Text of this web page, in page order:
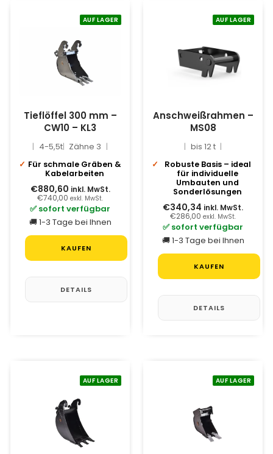
AUF LAGER
Tieflöffel 300 mm –
CW10 – KL3
4-5,5t Zähne 3
Für schmale Gräben &
Kabelarbeiten
€880,60 inkl. MwSt.
€740,00 exkl. MwSt.
✅ sofort verfügbar
🚚 1-3 Tage bei Ihnen
KAUFEN
DETAILS
AUF LAGER
Anschweißrahmen –
MS08
bis 12 t
Robuste Basis – ideal
für individuelle
Umbauten und
Sonderlösungen
€340,34 inkl. MwSt.
€286,00 exkl. MwSt.
✅ sofort verfügbar
🚚 1-3 Tage bei Ihnen
KAUFEN
DETAILS
AUF LAGER AUF LAGER